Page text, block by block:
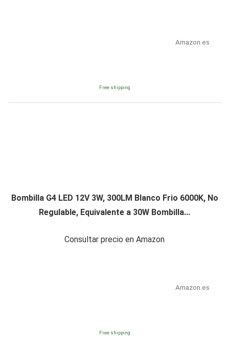
Amazon.es
Free shipping
Bombilla G4 LED 12V 3W, 300LM Blanco Frio 6000K, No
Regulable, Equivalente a 30W Bombilla...
Consultar precio en Amazon
Amazon.es
Free shipping